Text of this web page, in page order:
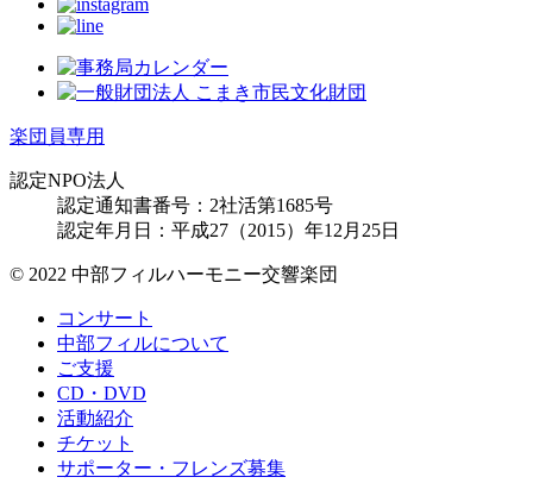
楽団員専用
認定NPO法人
認定通知書番号：2社活第1685号
認定年月日：平成27（2015）年12月25日
© 2022 中部フィルハーモニー交響楽団
コンサート
中部フィルについて
ご支援
CD・DVD
活動紹介
チケット
サポーター・フレンズ募集